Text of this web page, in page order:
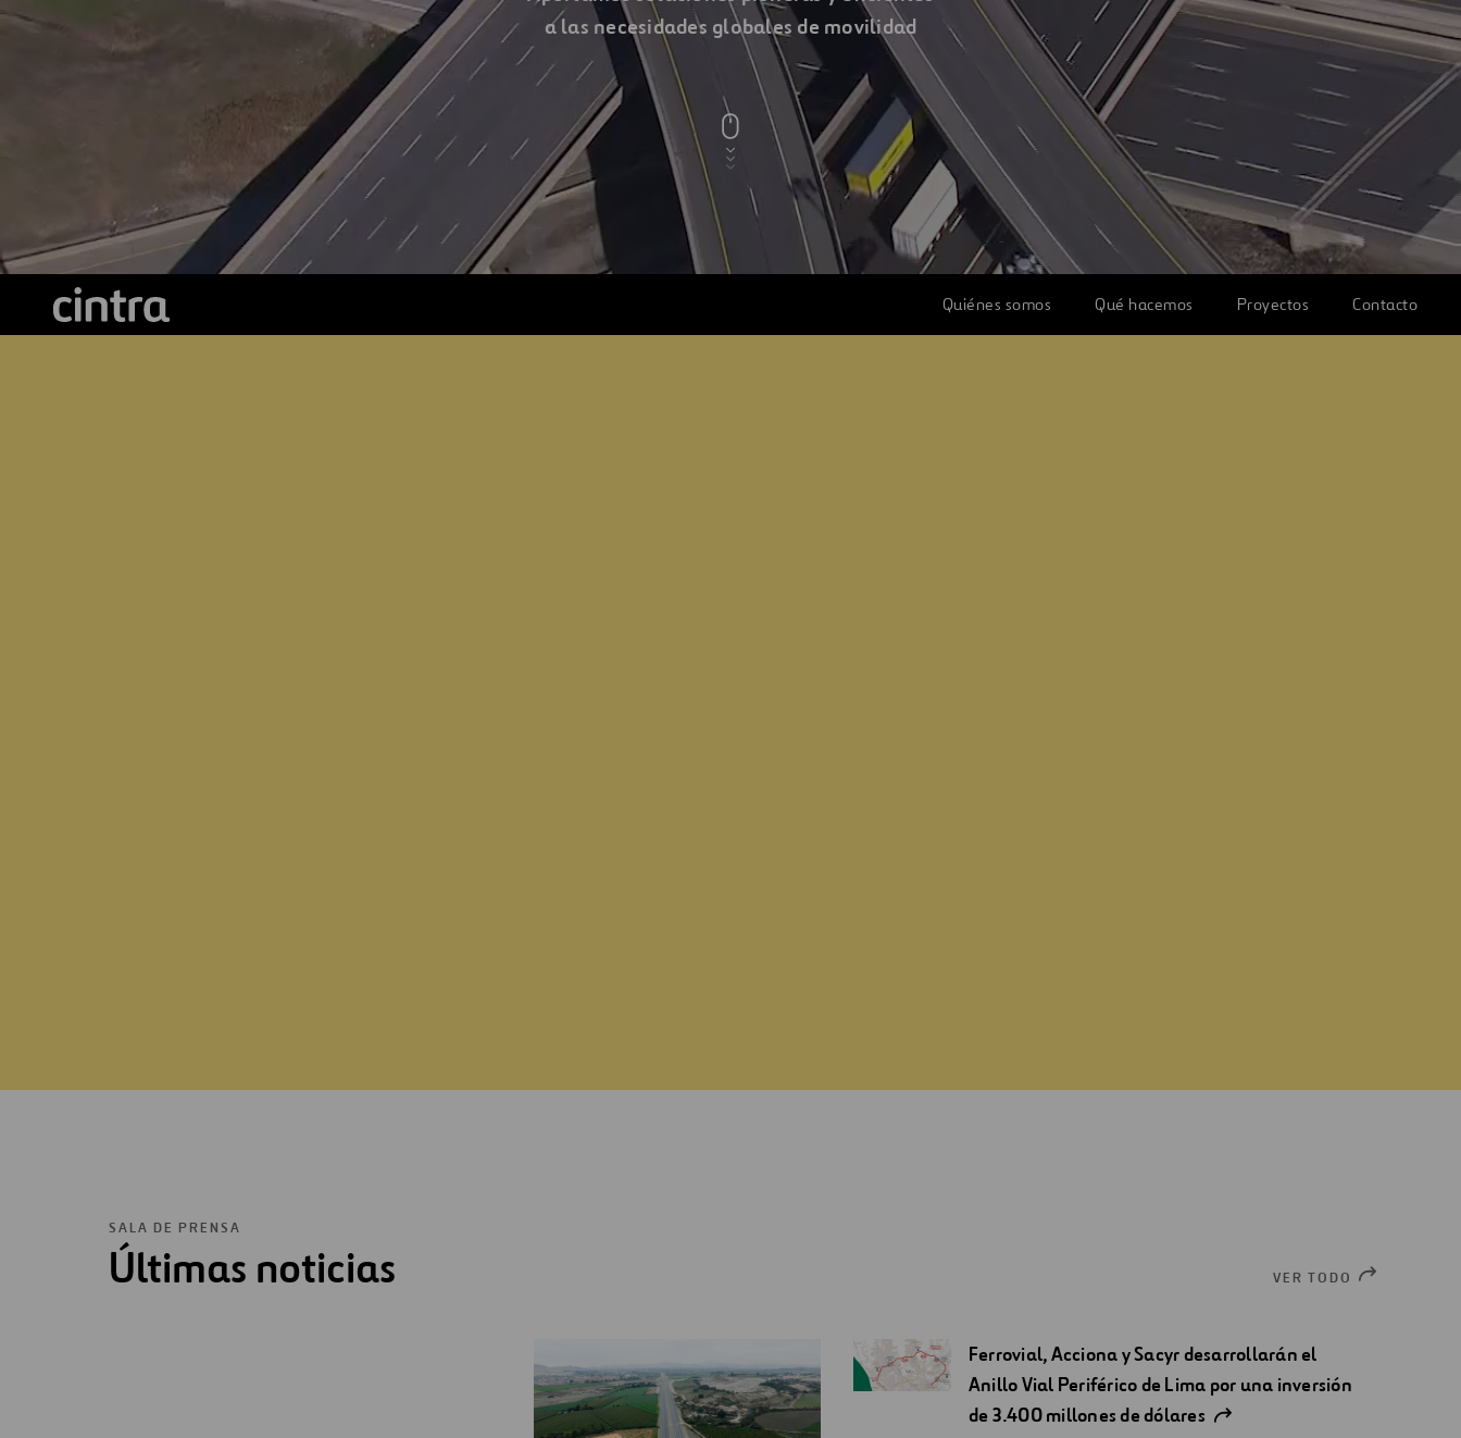
Digitalización
Automatización
Ingeniería
Una
compañía
Ferrovial
a las necesidades globales de movilidad
Cintra Quiénes somos Qué hacemos Proyectos Contacto
SALA DE PRENSA
Últimas noticias VER TODO
Ferrovial, Acciona y Sacyr desarrollarán el
Anillo Vial Periférico de Lima por una inversión
de 3.400 millones de dólares